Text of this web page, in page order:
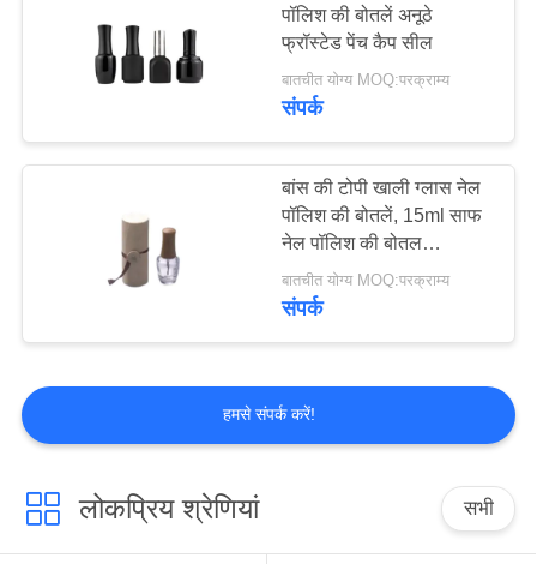
पॉलिश की बोतलें अनूठे
फ्रॉस्टेड पेंच कैप सील
बातचीत योग्य MOQ:परक्राम्य
संपर्क
बांस की टोपी खाली ग्लास नेल
पॉलिश की बोतलें, 15ml साफ
नेल पॉलिश की बोतल
अनुकूलित
बातचीत योग्य MOQ:परक्राम्य
संपर्क
हमसे संपर्क करें!
लोकप्रिय श्रेणियां सभी